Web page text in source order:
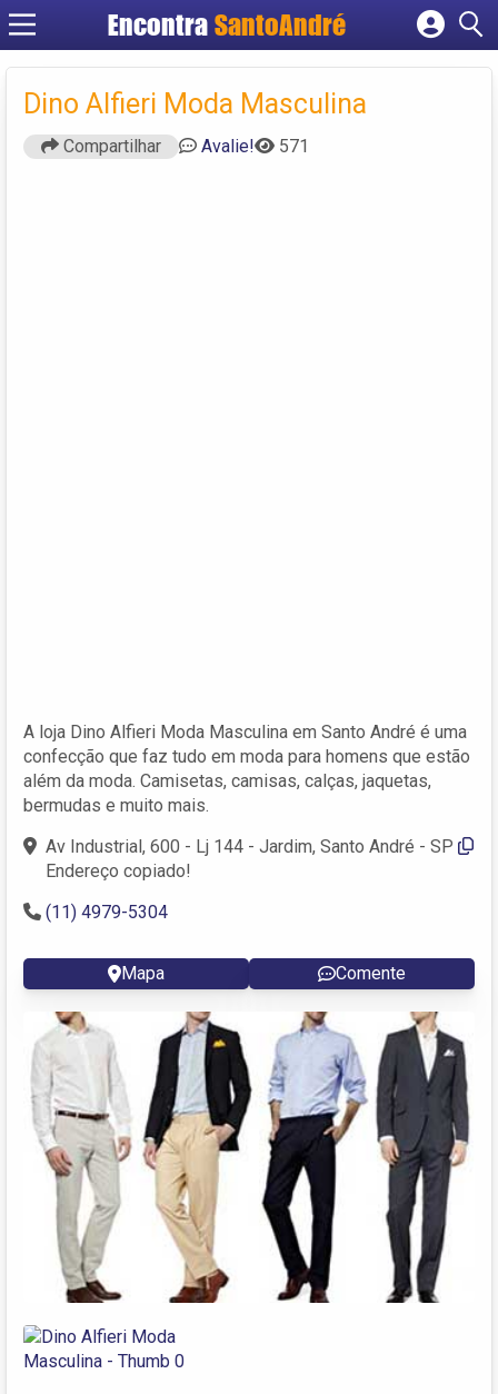
Encontra SantoAndré
Cadastrar empresa
Criar conta
Dino Alfieri Moda Masculina
Compartilhar Avalie! 571
A loja Dino Alfieri Moda Masculina em Santo André é uma
confecção que faz tudo em moda para homens que estão
além da moda. Camisetas, camisas, calças, jaquetas,
bermudas e muito mais.
Av Industrial, 600 - Lj 144 - Jardim, Santo André - SP
Endereço copiado!
(11) 4979-5304
Mapa Comente